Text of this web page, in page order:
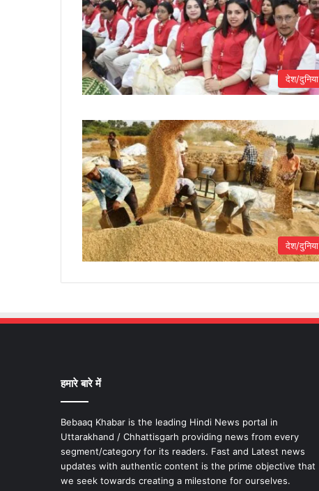
देश/दुनिया
देश/दुनिया
हमारे बारे में
Bebaaq Khabar is the leading Hindi News portal in
Uttarakhand / Chhattisgarh providing news from every
segment/category for its readers. Fast and Latest news
updates with authentic content is the prime objective that
we seek towards creating a milestone for ourselves.